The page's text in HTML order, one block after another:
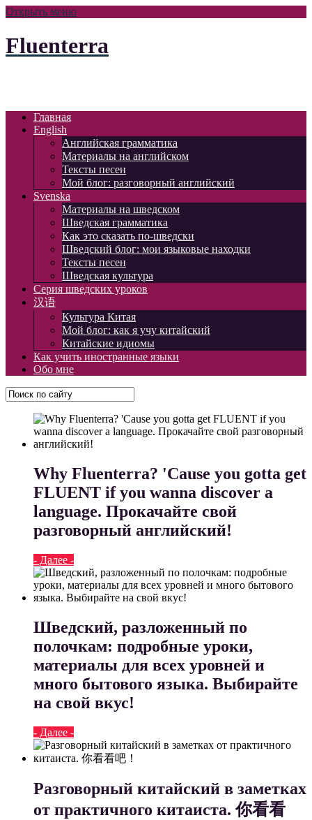
Открыть меню
Fluenterra
Главная
English
Английская грамматика
Материалы на английском
Тексты песен
Мой блог: разговорный английский
Svenska
Материалы на шведском
Шведская грамматика
Как это сказать по-шведски
Шведский блог: мои языковые находки
Тексты песен
Шведская культура
Серия шведских уроков
汉语
Культура Китая
Мой блог: как я учу китайский
Китайские идиомы
Как учить иностранные языки
Обо мне
Why Fluenterra? 'Cause you gotta get
FLUENT if you wanna discover a
language. Прокачайте свой
разговорный английский!
- Далее -
Шведский, разложенный по
полочкам: подробные уроки,
материалы для всех уровней и
много бытового языка. Выбирайте
на свой вкус!
- Далее -
Разговорный китайский в заметках
от практичного китаиста. 你看看